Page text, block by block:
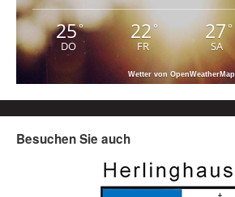
25°
DO
22°
FR
27°
SA
Wetter von OpenWeatherMap
Besuchen Sie auch